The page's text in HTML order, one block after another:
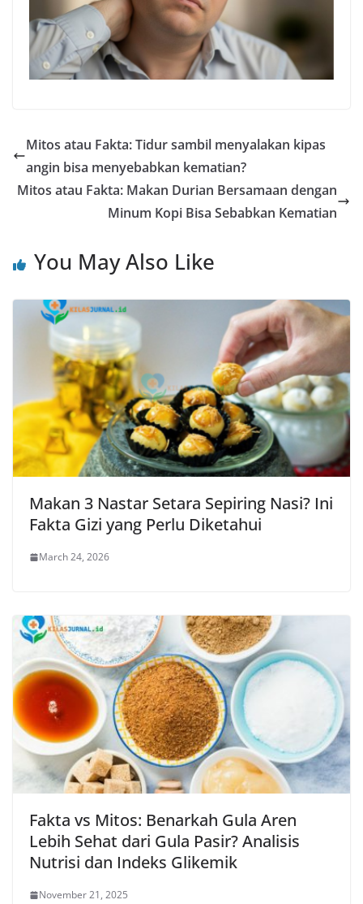
Mitos atau Fakta: Tidur sambil menyalakan kipas
angin bisa menyebabkan kematian?
Mitos atau Fakta: Makan Durian Bersamaan dengan
Minum Kopi Bisa Sebabkan Kematian
You May Also Like
Makan 3 Nastar Setara Sepiring Nasi? Ini
Fakta Gizi yang Perlu Diketahui
March 24, 2026
Fakta vs Mitos: Benarkah Gula Aren
Lebih Sehat dari Gula Pasir? Analisis
Nutrisi dan Indeks Glikemik
November 21, 2025